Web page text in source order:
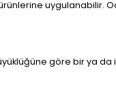
uygulanabilir.
göre bir ya da